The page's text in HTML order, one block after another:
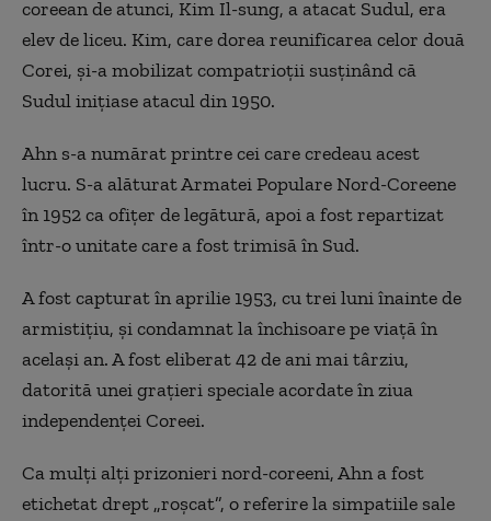
coreean de atunci, Kim Il-sung, a atacat Sudul, era
elev de liceu. Kim, care dorea reunificarea celor două
Corei, și-a mobilizat compatrioții susținând că
Sudul inițiase atacul din 1950.
Ahn s-a numărat printre cei care credeau acest
lucru. S-a alăturat Armatei Populare Nord-Coreene
în 1952 ca ofițer de legătură, apoi a fost repartizat
într-o unitate care a fost trimisă în Sud.
A fost capturat în aprilie 1953, cu trei luni înainte de
armistițiu, și condamnat la închisoare pe viață în
același an. A fost eliberat 42 de ani mai târziu,
datorită unei grațieri speciale acordate în ziua
independenței Coreei.
Ca mulți alți prizonieri nord-coreeni, Ahn a fost
etichetat drept „roșcat”, o referire la simpatiile sale